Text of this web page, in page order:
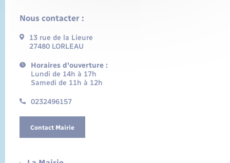
Nous contacter :
13 rue de la Lieure
27480 LORLEAU
Horaires d'ouverture :
Lundi de 14h à 17h
Samedi de 11h à 12h
0232496157
Contact Mairie